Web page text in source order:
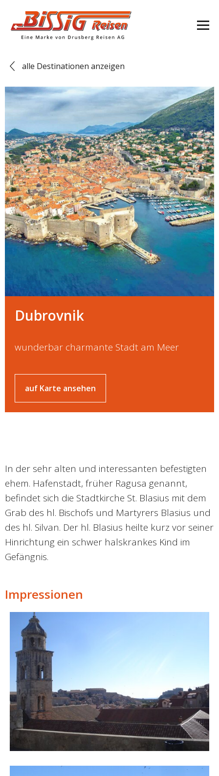
alle Destinationen anzeigen
Dubrovnik
wunderbar charmante Stadt am Meer
auf Karte ansehen
In der sehr alten und interessanten befestigten
ehem. Hafenstadt, früher Ragusa genannt,
befindet sich die Stadtkirche St. Blasius mit dem
Grab des hl. Bischofs und Martyrers Blasius und
des hl. Silvan. Der hl. Blasius heilte kurz vor seiner
Hinrichtung ein schwer halskrankes Kind im
Gefängnis.
Impressionen